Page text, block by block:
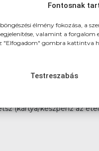
Fontosnak
élmény fokozása, a
valamint a forgalom
"Elfogadom" gombra kattintva
Testreszabás
3km-es
vagy akár
(kártya/készpénz az